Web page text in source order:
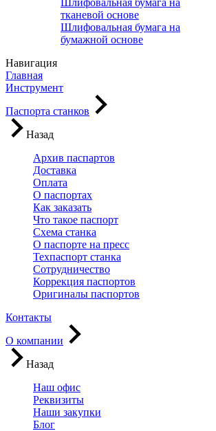
Шлифовальная бумага на
тканевой основе
Шлифовальная бумага на
бумажной основе
Навигация
Главная
Инструмент
Паспорта станков
Назад
Архив паспартов
Доставка
Оплата
О паспортах
Как заказать
Что такое паспорт
Схема станка
О паспорте на пресс
Техпаспорт станка
Сотрудничество
Коррекция паспортов
Оригиналы паспортов
Контакты
О компании
Назад
Наш офис
Реквизиты
Наши закупки
Блог